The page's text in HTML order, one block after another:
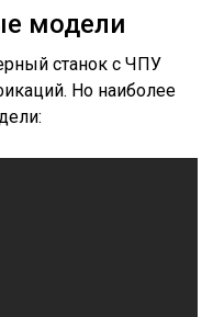
модели
станок с ЧПУ
Но наиболее